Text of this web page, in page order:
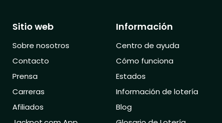
Sitio web
Sobre nosotros
Contacto
Prensa
Carreras
Afiliados
Información
Centro de ayuda
Cómo funciona
Estados
Información de lotería
Blog